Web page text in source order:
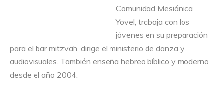
Comunidad Mesiánica
Yovel, trabaja con los
jóvenes en su preparación
para el bar mitzvah, dirige el ministerio de danza y
audiovisuales. También enseña hebreo bíblico y moderno
desde el año 2004.